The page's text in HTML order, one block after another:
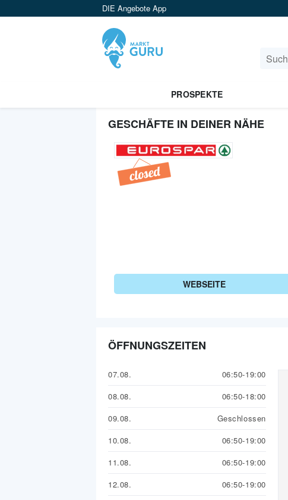
DIE Angebote App
PROSPEKTE
GESCHÄFTE IN DEINER NÄHE
WEBSEITE
ÖFFNUNGSZEITEN
07.08.
06:50-19:00
08.08.
06:50-18:00
09.08.
Geschlossen
10.08.
06:50-19:00
11.08.
06:50-19:00
12.08.
06:50-19:00